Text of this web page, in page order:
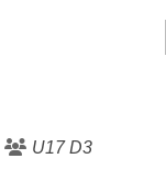
U17 D3